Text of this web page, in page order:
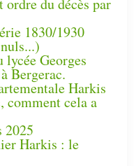
ordre du décès par
1830/1930
Georges
Bergerac.
Harkis
comment cela a
2025
Harkis : le